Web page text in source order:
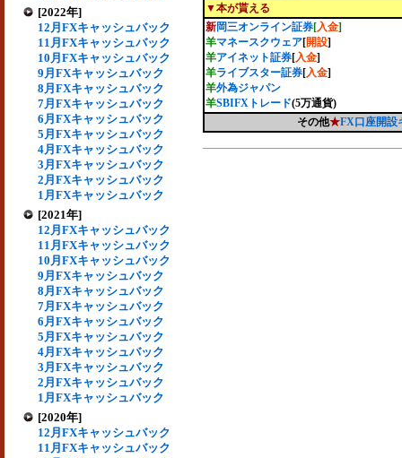
[2022年]
12月FXキャッシュバック
11月FXキャッシュバック
10月FXキャッシュバック
9月FXキャッシュバック
8月FXキャッシュバック
7月FXキャッシュバック
6月FXキャッシュバック
5月FXキャッシュバック
4月FXキャッシュバック
3月FXキャッシュバック
2月FXキャッシュバック
1月FXキャッシュバック
[2021年]
12月FXキャッシュバック
11月FXキャッシュバック
10月FXキャッシュバック
9月FXキャッシュバック
8月FXキャッシュバック
7月FXキャッシュバック
6月FXキャッシュバック
5月FXキャッシュバック
4月FXキャッシュバック
3月FXキャッシュバック
2月FXキャッシュバック
1月FXキャッシュバック
[2020年]
12月FXキャッシュバック
11月FXキャッシュバック
▼本が貰える
新岡三オンライン証券[入金]
羊マネースクウェア[開設]
羊アイネット証券[入金]
羊ライブスター証券[入金]
羊外為ジャパン
羊SBIFXトレード(5万通貨)
その他★FX口座開設